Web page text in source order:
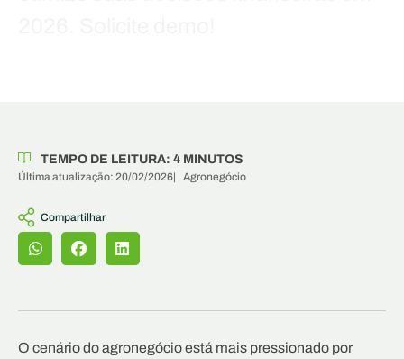
TEMPO DE LEITURA: 4 MINUTOS
Última atualização: 20/02/2026| Agronegócio
Compartilhar
O cenário do agronegócio está mais pressionado por